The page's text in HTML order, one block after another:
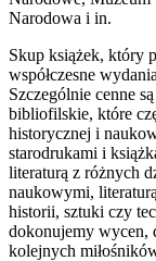
Narodowa i in.
Skup książek, który
współczesne
Szczególnie cenne
bibliofilskie, które
historycznej i
starodrukami i
literaturą z różnych
naukowymi,
historii, sztuki czy
dokonujemy wycen,
kolejnych